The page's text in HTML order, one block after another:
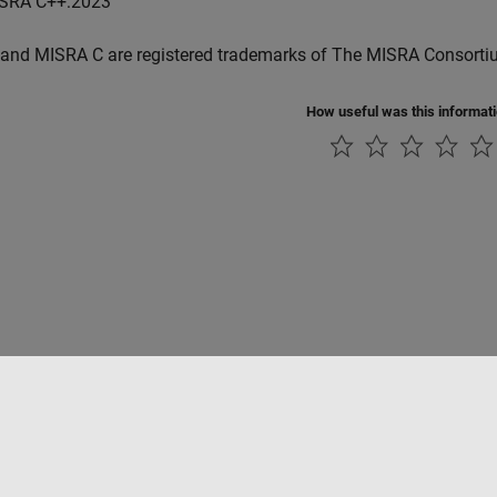
MISRA C are registered trademarks of The MISRA
How useful was this